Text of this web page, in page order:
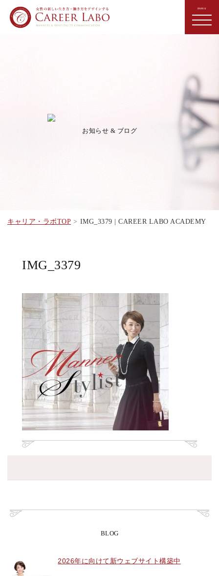
お知らせ & ブログ
キャリア・ラボTOP IMG_3379 | CAREER LABO ACADEMY
IMG_3379
BLOG
2026年に向けて新ウェブサイト構築中